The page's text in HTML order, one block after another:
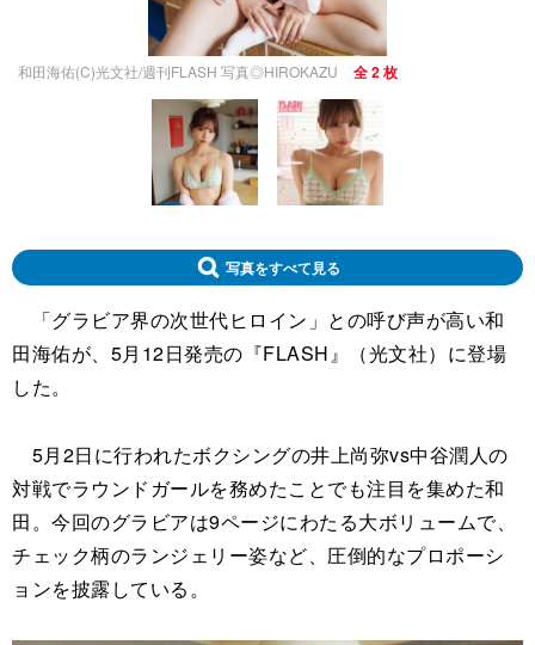
和田海佑(C)光文社/週刊FLASH 写真◎HIROKAZU 全 2 枚
写真をすべて見る
「グラビア界の次世代ヒロイン」との呼び声が高い和
田海佑が、5月12日発売の『FLASH』（光文社）に登場
した。
5月2日に行われたボクシングの井上尚弥vs中谷潤人の
対戦でラウンドガールを務めたことでも注目を集めた和
田。今回のグラビアは9ページにわたる大ボリュームで、
チェック柄のランジェリー姿など、圧倒的なプロポーシ
ョンを披露している。